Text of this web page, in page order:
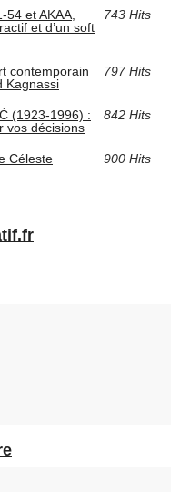
54 et AKAA,
et d’un soft
743 Hits
contemporain
Kagnassi
797 Hits
(1923‑1996) :
vos décisions
842 Hits
Céleste
900 Hits